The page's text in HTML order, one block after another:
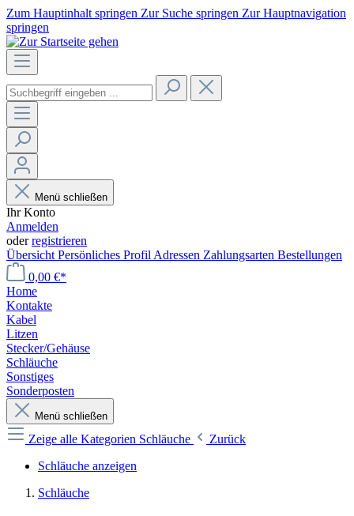
Zum Hauptinhalt springen Zur Suche springen Zur Hauptnavigation
springen
Menü schließen
Ihr Konto
Anmelden
oderregistrieren
Übersicht Persönliches Profil Adressen Zahlungsarten Bestellungen
0,00 €*
Home
Kontakte
Kabel
Litzen
Stecker/Gehäuse
Schläuche
Sonstiges
Sonderposten
Menü schließen
Zeige alle Kategorien Schläuche
Zurück
Schläuche anzeigen
Schläuche